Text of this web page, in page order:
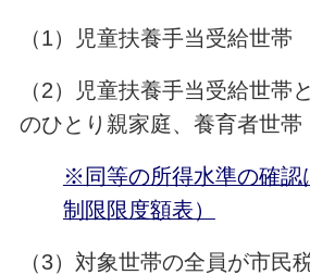
（1）児童扶養手当受給世帯
（2）児童扶養手当受給世帯
のひとり親家庭、養育者世帯
※同等の所得水準の確認
制限限度額表）
（3）対象世帯の全員が市民